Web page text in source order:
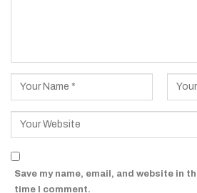
Save my name, email, and website in
time I comment.